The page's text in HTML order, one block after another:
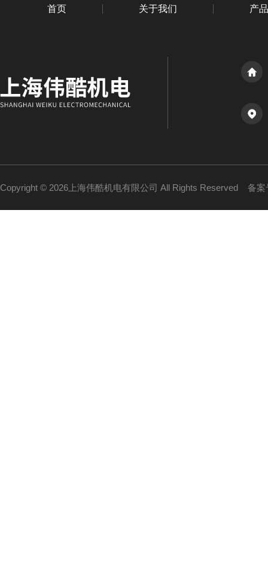
首页 关于我们 产
Copyright © 2026上海伟酷机电有限公司 All Rights Reserved 备案